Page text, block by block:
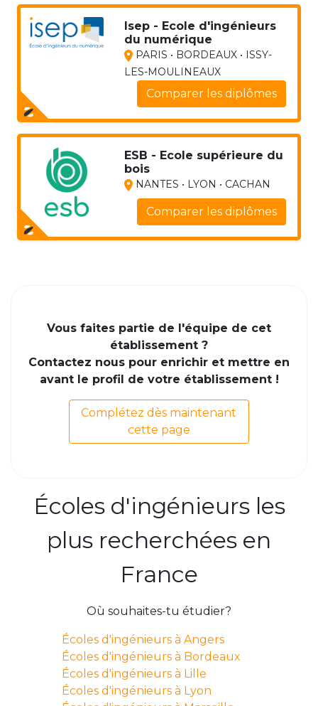
Isep - Ecole d'ingénieurs
du numérique
PARIS • BORDEAUX • ISSY-
LES-MOULINEAUX
Comparer les diplômes
ESB - Ecole supérieure du
bois
NANTES • LYON • CACHAN
Comparer les diplômes
Vous faites partie de l'équipe de cet
établissement ?
Contactez nous pour enrichir et mettre en
avant le profil de votre établissement !
Complétez dès maintenant
cette page
Écoles d'ingénieurs les
plus recherchées en
France
Où souhaites-tu étudier?
Écoles d'ingénieurs à Angers
Écoles d'ingénieurs à Bordeaux
Écoles d'ingénieurs à Lille
Écoles d'ingénieurs à Lyon